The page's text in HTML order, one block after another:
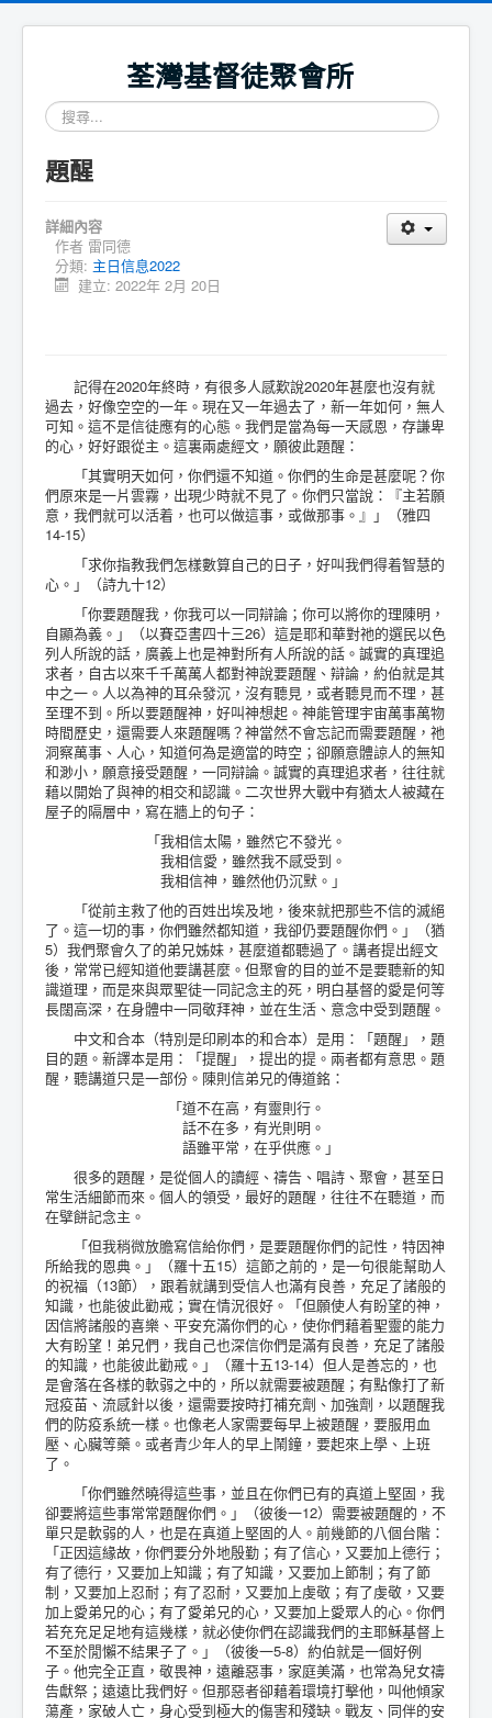
荃灣基督徒聚會所
搜
尋...
題醒
詳細內容
作者 雷同德
分類: 主日信息2022
建立: 2022年 2月 20日
記得在2020年終時，有很多人感歎說2020年甚麼也沒有就
過去，好像空空的一年。現在又一年過去了，新一年如何，無人
可知。這不是信徒應有的心態。我們是當為每一天感恩，存謙卑
的心，好好跟從主。這裏兩處經文，願彼此題醒：
「其實明天如何，你們還不知道。你們的生命是甚麼呢？你
們原來是一片雲霧，出現少時就不見了。你們只當說：『主若願
意，我們就可以活着，也可以做這事，或做那事。』」（雅四
14-15）
「求你指教我們怎樣數算自己的日子，好叫我們得着智慧的
心。」（詩九十12）
「你要題醒我，你我可以一同辯論；你可以將你的理陳明，
自顯為義。」（以賽亞書四十三26）這是耶和華對祂的選民以色
列人所說的話，廣義上也是神對所有人所說的話。誠實的真理追
求者，自古以來千千萬萬人都對神說要題醒、辯論，約伯就是其
中之一。人以為神的耳朵發沉，沒有聽見，或者聽見而不理，甚
至理不到。所以要題醒神，好叫神想起。神能管理宇宙萬事萬物
時間歷史，還需要人來題醒嗎？神當然不會忘記而需要題醒，祂
洞察萬事、人心，知道何為是適當的時空；卻願意體諒人的無知
和渺小，願意接受題醒，一同辯論。誠實的真理追求者，往往就
藉以開始了與神的相交和認識。二次世界大戰中有猶太人被藏在
屋子的隔層中，寫在牆上的句子：
「我相信太陽，雖然它不發光。
我相信愛，雖然我不感受到。
我相信神，雖然他仍沉默。」
「從前主救了他的百姓出埃及地，後來就把那些不信的滅絕
了。這一切的事，你們雖然都知道，我卻仍要題醒你們。」（猶
5）我們聚會久了的弟兄姊妹，甚麼道都聽過了。講者提出經文
後，常常已經知道他要講甚麼。但聚會的目的並不是要聽新的知
識道理，而是來與眾聖徒一同記念主的死，明白基督的愛是何等
長闊高深，在身體中一同敬拜神，並在生活、意念中受到題醒。
中文和合本（特別是印刷本的和合本）是用：「題醒」，題
目的題。新譯本是用：「提醒」，提出的提。兩者都有意思。題
醒，聽講道只是一部份。陳則信弟兄的傳道銘：
「道不在高，有靈則行。
話不在多，有光則明。
語雖平常，在乎供應。」
很多的題醒，是從個人的讀經、禱告、唱詩、聚會，甚至日
常生活細節而來。個人的領受，最好的題醒，往往不在聽道，而
在擘餅記念主。
「但我稍微放膽寫信給你們，是要題醒你們的記性，特因神
所給我的恩典。」（羅十五15）這節之前的，是一句很能幫助人
的祝福（13節），跟着就講到受信人也滿有良善，充足了諸般的
知識，也能彼此勸戒；實在情況很好。「但願使人有盼望的神，
因信將諸般的喜樂、平安充滿你們的心，使你們藉着聖靈的能力
大有盼望！弟兄們，我自己也深信你們是滿有良善，充足了諸般
的知識，也能彼此勸戒。」（羅十五13-14）但人是善忘的，也
是會落在各樣的軟弱之中的，所以就需要被題醒；有點像打了新
冠疫苗、流感針以後，還需要按時打補充劑、加強劑，以題醒我
們的防疫系統一樣。也像老人家需要每早上被題醒，要服用血
壓、心臟等藥。或者青少年人的早上鬧鐘，要起來上學、上班
了。
「你們雖然曉得這些事，並且在你們已有的真道上堅固，我
卻要將這些事常常題醒你們。」（彼後一12）需要被題醒的，不
單只是軟弱的人，也是在真道上堅固的人。前幾節的八個台階：
「正因這緣故，你們要分外地殷勤；有了信心，又要加上德行；
有了德行，又要加上知識；有了知識，又要加上節制；有了節
制，又要加上忍耐；有了忍耐，又要加上虔敬；有了虔敬，又要
加上愛弟兄的心；有了愛弟兄的心，又要加上愛眾人的心。你們
若充充足足地有這幾樣，就必使你們在認識我們的主耶穌基督上
不至於閒懶不結果子了。」（彼後一5-8）約伯就是一個好例
子。他完全正直，敬畏神，遠離惡事，家庭美滿，也常為兒女禱
告獻祭；遠遠比我們好。但那惡者卻藉着環境打擊他，叫他傾家
蕩產，家破人亡，身心受到極大的傷害和殘缺。戰友、同伴的安